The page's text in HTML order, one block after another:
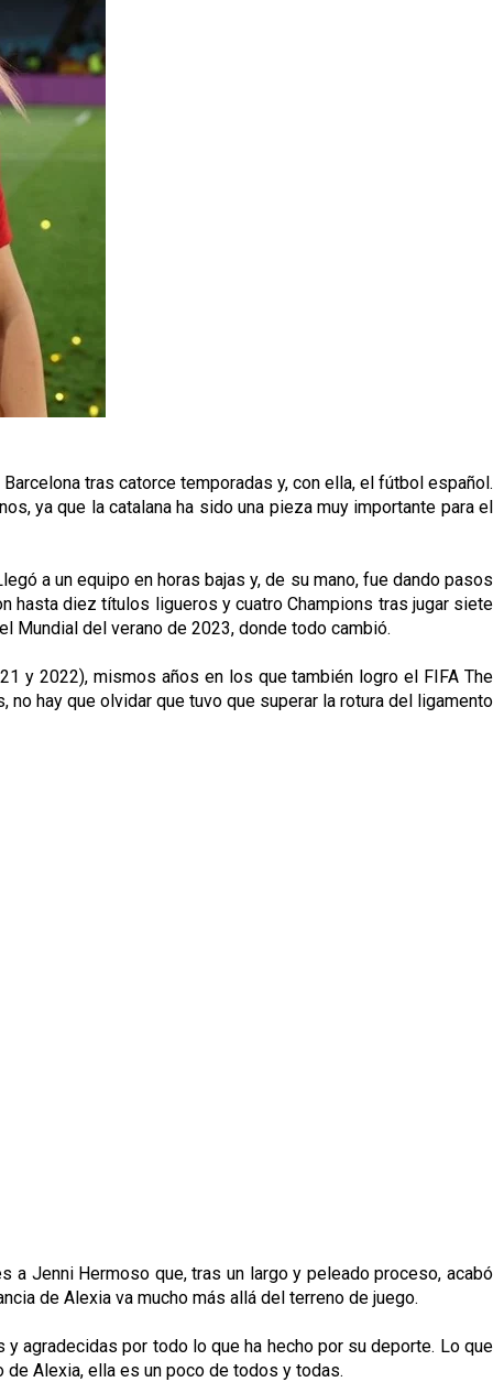
tras catorce temporadas y, con ella, el fútbol español.
ya que la catalana ha sido una pieza muy importante para el
a un equipo en horas bajas y, de su mano, fue dando pasos
hasta diez títulos ligueros y cuatro Champions tras jugar siete
Mundial del verano de 2023, donde todo cambió.
y 2022), mismos años en los que también logro el FIFA The
hay que olvidar que tuvo que superar la rotura del ligamento
Jenni Hermoso que, tras un largo y peleado proceso, acabó
de Alexia va mucho más allá del terreno de juego.
agradecidas por todo lo que ha hecho por su deporte. Lo que
Alexia, ella es un poco de todos y todas.